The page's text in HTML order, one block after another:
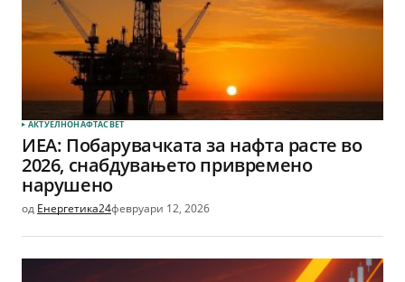
АКТУЕЛНОНАФТАСВЕТ
ИЕА: Побарувачката за нафта расте во
2026, снабдувањето привремено
нарушено
од Енергетика24февруари 12, 2026